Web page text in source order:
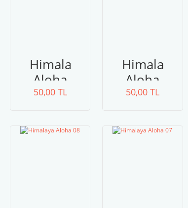
Himalaya
Aloha
Simli
50,00 TL
Himalaya
Aloha
Simli
50,00 TL